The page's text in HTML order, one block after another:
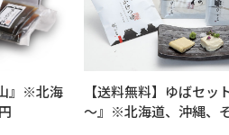
』※北海
【送料無料】ゆばセッ
～』※北海道、沖縄、